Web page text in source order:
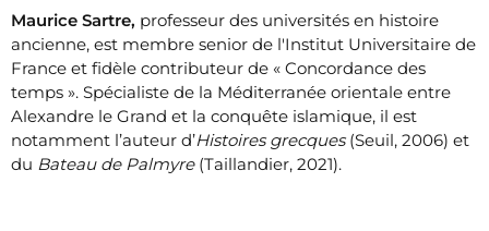
Maurice Sartre, professeur des universités en histoire
ancienne, est membre senior de l'Institut Universitaire de
France et fidèle contributeur de « Concordance des
temps ». Spécialiste de la Méditerranée orientale entre
Alexandre le Grand et la conquête islamique, il est
notamment l’auteur d’Histoires grecques(Seuil, 2006) et
du Bateau de Palmyre(Taillandier, 2021).